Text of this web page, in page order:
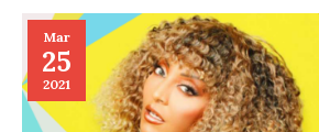
Mar
25
2021